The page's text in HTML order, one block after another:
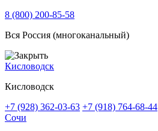
8 (800) 200-85-58
Вся Россия (многоканальный)
Кисловодск
Кисловодск
+7 (928) 362-03-63 +7 (918) 764-68-44
Сочи